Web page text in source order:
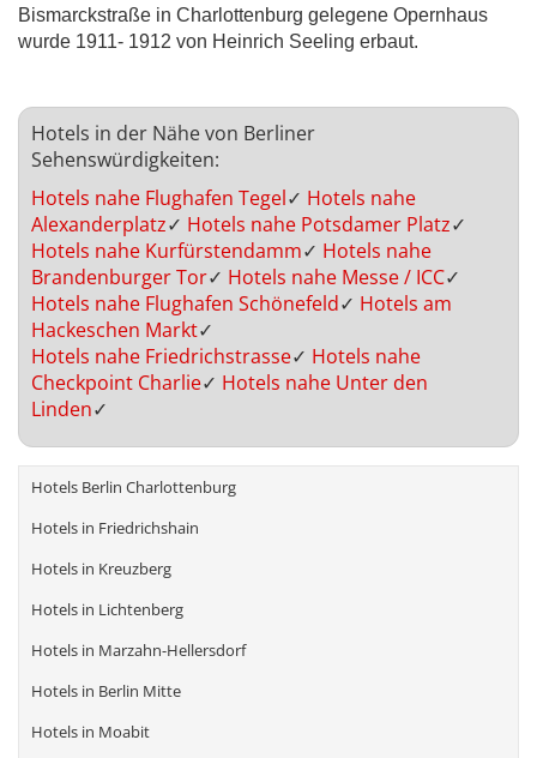
Bismarckstraße in Charlottenburg gelegene Opernhaus
wurde 1911- 1912 von Heinrich Seeling erbaut.
Hotels in der Nähe von Berliner
Sehenswürdigkeiten:
Hotels nahe Flughafen Tegel✓ Hotels nahe
Alexanderplatz✓ Hotels nahe Potsdamer Platz✓
Hotels nahe Kurfürstendamm✓ Hotels nahe
Brandenburger Tor✓ Hotels nahe Messe / ICC✓
Hotels nahe Flughafen Schönefeld✓ Hotels am
Hackeschen Markt✓
Hotels nahe Friedrichstrasse✓ Hotels nahe
Checkpoint Charlie✓ Hotels nahe Unter den
Linden✓
Hotels Berlin Charlottenburg
Hotels in Friedrichshain
Hotels in Kreuzberg
Hotels in Lichtenberg
Hotels in Marzahn-Hellersdorf
Hotels in Berlin Mitte
Hotels in Moabit